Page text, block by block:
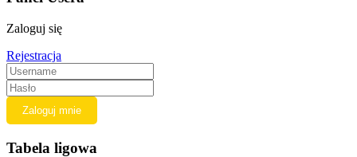
Zaloguj się
Rejestracja
Tabela ligowa